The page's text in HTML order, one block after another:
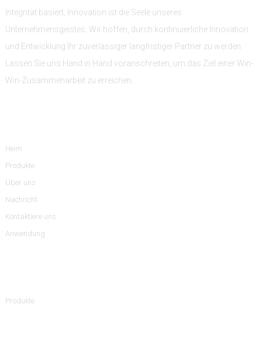
Integrität basiert, Innovation ist die Seele unseres
Unternehmensgeistes. Wir hoffen, durch kontinuierliche Innovation
und Entwicklung Ihr zuverlässiger langfristiger Partner zu werden.
Lassen Sie uns Hand in Hand voranschreiten, um das Ziel einer Win-
Win-Zusammenarbeit zu erreichen.
Heim
Produkte
Über uns
Nachricht
Kontaktiere uns
Anwendung
Produkte